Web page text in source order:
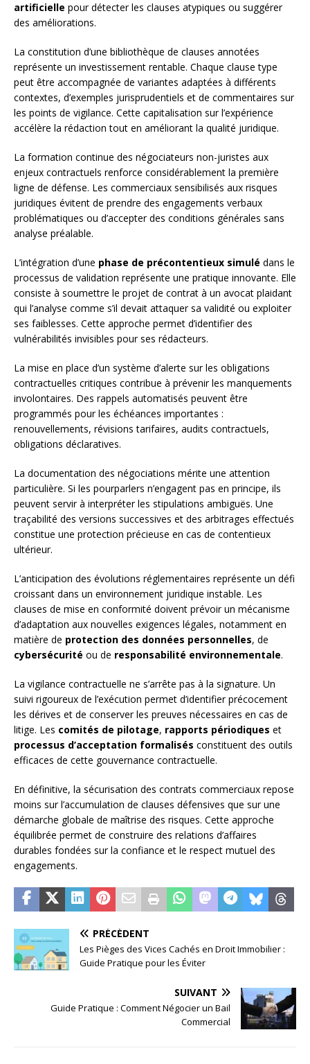
artificielle pour détecter les clauses atypiques ou suggérer
des améliorations.
La constitution d’une bibliothèque de clauses annotées
représente un investissement rentable. Chaque clause type
peut être accompagnée de variantes adaptées à différents
contextes, d’exemples jurisprudentiels et de commentaires sur
les points de vigilance. Cette capitalisation sur l’expérience
accélère la rédaction tout en améliorant la qualité juridique.
La formation continue des négociateurs non-juristes aux
enjeux contractuels renforce considérablement la première
ligne de défense. Les commerciaux sensibilisés aux risques
juridiques évitent de prendre des engagements verbaux
problématiques ou d’accepter des conditions générales sans
analyse préalable.
L’intégration d’une phase de précontentieux simulé dans le
processus de validation représente une pratique innovante. Elle
consiste à soumettre le projet de contrat à un avocat plaidant
qui l’analyse comme s’il devait attaquer sa validité ou exploiter
ses faiblesses. Cette approche permet d’identifier des
vulnérabilités invisibles pour ses rédacteurs.
La mise en place d’un système d’alerte sur les obligations
contractuelles critiques contribue à prévenir les manquements
involontaires. Des rappels automatisés peuvent être
programmés pour les échéances importantes :
renouvellements, révisions tarifaires, audits contractuels,
obligations déclaratives.
La documentation des négociations mérite une attention
particulière. Si les pourparlers n’engagent pas en principe, ils
peuvent servir à interpréter les stipulations ambiguës. Une
traçabilité des versions successives et des arbitrages effectués
constitue une protection précieuse en cas de contentieux
ultérieur.
L’anticipation des évolutions réglementaires représente un défi
croissant dans un environnement juridique instable. Les
clauses de mise en conformité doivent prévoir un mécanisme
d’adaptation aux nouvelles exigences légales, notamment en
matière de protection des données personnelles, de
cybersécurité ou de responsabilité environnementale.
La vigilance contractuelle ne s’arrête pas à la signature. Un
suivi rigoureux de l’exécution permet d’identifier précocement
les dérives et de conserver les preuves nécessaires en cas de
litige. Les comités de pilotage, rapports périodiques et
processus d’acceptation formalisés constituent des outils
efficaces de cette gouvernance contractuelle.
En définitive, la sécurisation des contrats commerciaux repose
moins sur l’accumulation de clauses défensives que sur une
démarche globale de maîtrise des risques. Cette approche
équilibrée permet de construire des relations d’affaires
durables fondées sur la confiance et le respect mutuel des
engagements.
PRÉCÉDENT
Les Pièges des Vices Cachés en Droit Immobilier :
Guide Pratique pour les Éviter
SUIVANT
Guide Pratique : Comment Négocier un Bail
Commercial